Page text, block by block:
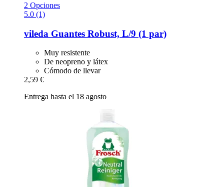
2 Opciones
5.0 (1)
vileda Guantes Robust, L/9 (1 par)
Muy resistente
De neopreno y látex
Cómodo de llevar
2,59 €
Entrega hasta el 18 agosto